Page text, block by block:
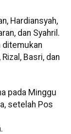
Hardiansyah,
dan Syahril.
ditemukan
Basri, dan
pada Minggu
setelah Pos